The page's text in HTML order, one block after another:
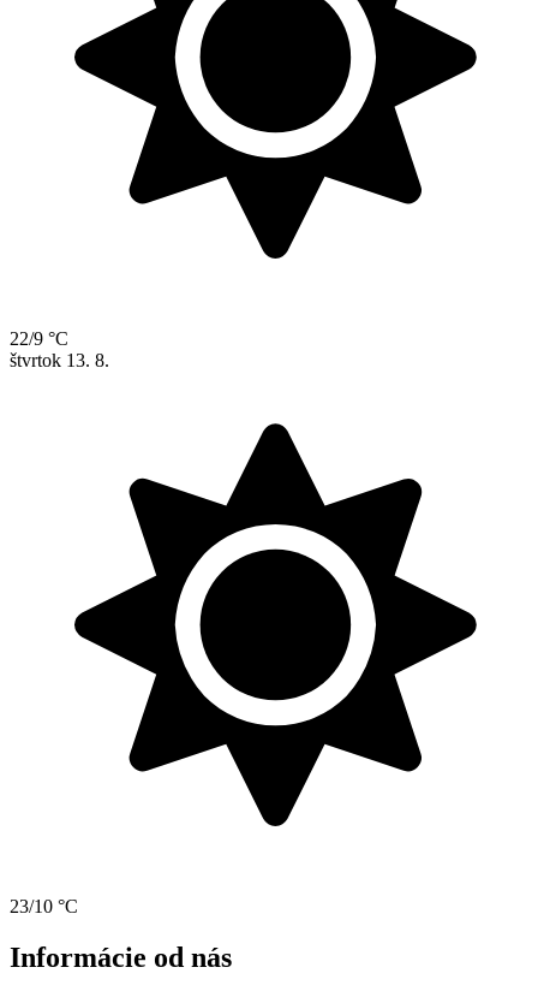
22/9 °C
štvrtok 13. 8.
23/10 °C
Informácie od nás